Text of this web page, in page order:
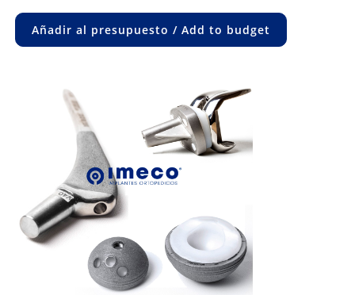
Añadir al presupuesto / Add to budget